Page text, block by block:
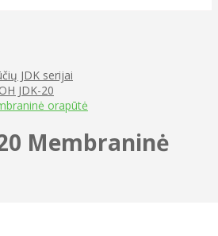
JDK serijai
JDK-20
orapūtė
20 Membraninė